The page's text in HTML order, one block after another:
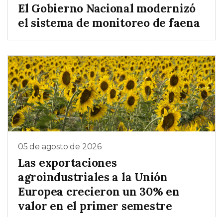
El Gobierno Nacional modernizó
el sistema de monitoreo de faena
05 de agosto de 2026
Las exportaciones
agroindustriales a la Unión
Europea crecieron un 30% en
valor en el primer semestre